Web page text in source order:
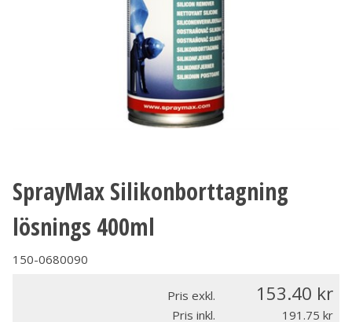
SprayMax Silikonborttagning
lösnings 400ml
150-0680090
Pris exkl. 153.40
Pris inkl. 191.75